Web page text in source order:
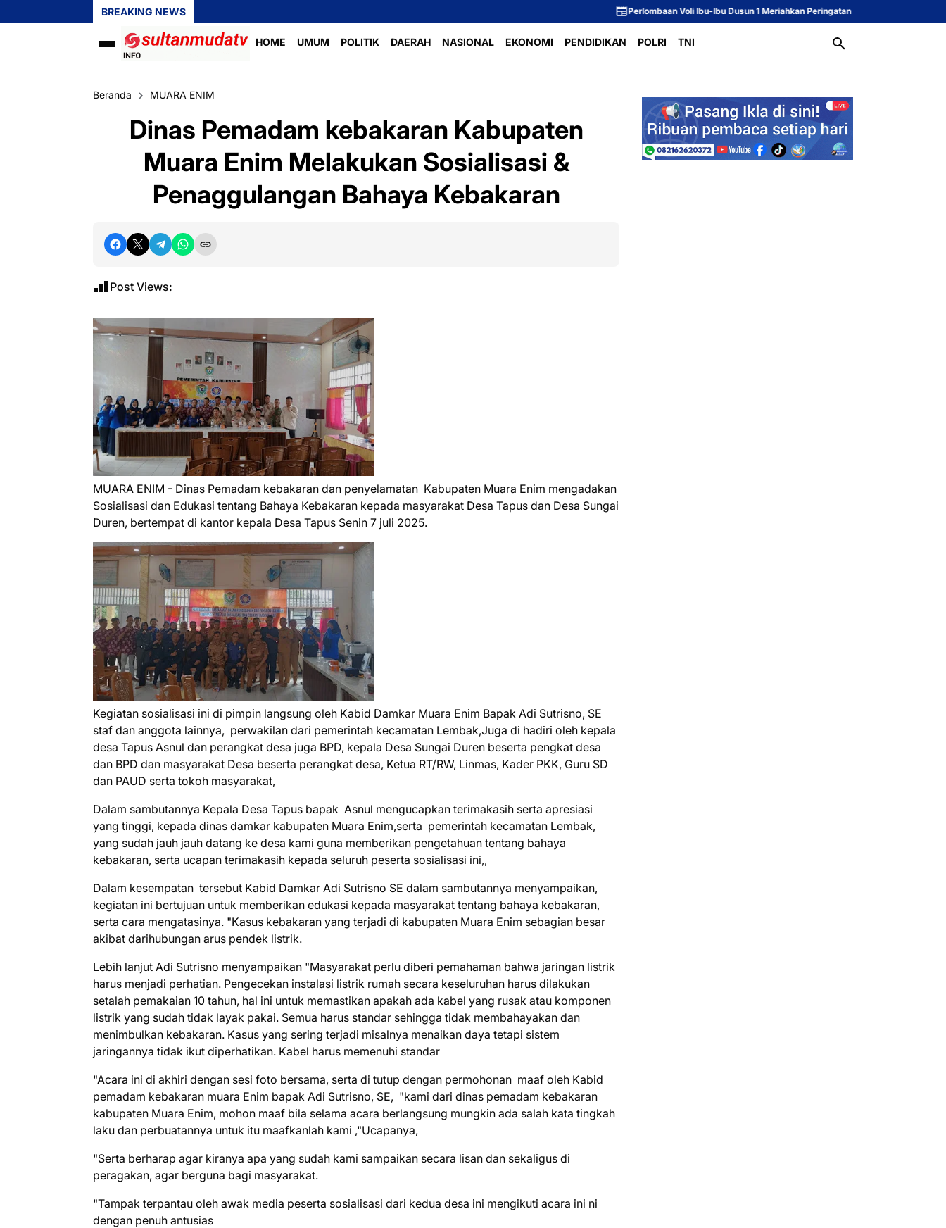
BREAKING NEWS Perlombaan Voli Ibu-Ibu Dusun 1 Meriahkan Peringatan HUT ke-81 Republik Indonesia
HOME UMUM POLITIK DAERAH NASIONAL EKONOMI PENDIDIKAN POLRI TNI
Beranda MUARA ENIM
Dinas Pemadam kebakaran Kabupaten
Muara Enim Melakukan Sosialisasi &
Penaggulangan Bahaya Kebakaran
Post Views:
MUARA ENIM - Dinas Pemadam kebakaran dan penyelamatan Kabupaten Muara Enim mengadakan
Sosialisasi dan Edukasi tentang Bahaya Kebakaran kepada masyarakat Desa Tapus dan Desa Sungai
Duren, bertempat di kantor kepala Desa Tapus Senin 7 juli 2025.
Kegiatan sosialisasi ini di pimpin langsung oleh Kabid Damkar Muara Enim Bapak Adi Sutrisno, SE
staf dan anggota lainnya, perwakilan dari pemerintah kecamatan Lembak,Juga di hadiri oleh kepala
desa Tapus Asnul dan perangkat desa juga BPD, kepala Desa Sungai Duren beserta pengkat desa
dan BPD dan masyarakat Desa beserta perangkat desa, Ketua RT/RW, Linmas, Kader PKK, Guru SD
dan PAUD serta tokoh masyarakat,
Dalam sambutannya Kepala Desa Tapus bapak Asnul mengucapkan terimakasih serta apresiasi
yang tinggi, kepada dinas damkar kabupaten Muara Enim,serta pemerintah kecamatan Lembak,
yang sudah jauh jauh datang ke desa kami guna memberikan pengetahuan tentang bahaya
kebakaran, serta ucapan terimakasih kepada seluruh peserta sosialisasi ini,,
Dalam kesempatan tersebut Kabid Damkar Adi Sutrisno SE dalam sambutannya menyampaikan,
kegiatan ini bertujuan untuk memberikan edukasi kepada masyarakat tentang bahaya kebakaran,
serta cara mengatasinya. "Kasus kebakaran yang terjadi di kabupaten Muara Enim sebagian besar
akibat darihubungan arus pendek listrik.
Lebih lanjut Adi Sutrisno menyampaikan "Masyarakat perlu diberi pemahaman bahwa jaringan listrik
harus menjadi perhatian. Pengecekan instalasi listrik rumah secara keseluruhan harus dilakukan
setalah pemakaian 10 tahun, hal ini untuk memastikan apakah ada kabel yang rusak atau komponen
listrik yang sudah tidak layak pakai. Semua harus standar sehingga tidak membahayakan dan
menimbulkan kebakaran. Kasus yang sering terjadi misalnya menaikan daya tetapi sistem
jaringannya tidak ikut diperhatikan. Kabel harus memenuhi standar
"Acara ini di akhiri dengan sesi foto bersama, serta di tutup dengan permohonan maaf oleh Kabid
pemadam kebakaran muara Enim bapak Adi Sutrisno, SE, "kami dari dinas pemadam kebakaran
kabupaten Muara Enim, mohon maaf bila selama acara berlangsung mungkin ada salah kata tingkah
laku dan perbuatannya untuk itu maafkanlah kami ,"Ucapanya,
"Serta berharap agar kiranya apa yang sudah kami sampaikan secara lisan dan sekaligus di
peragakan, agar berguna bagi masyarakat.
"Tampak terpantau oleh awak media peserta sosialisasi dari kedua desa ini mengikuti acara ini ni
dengan penuh antusias